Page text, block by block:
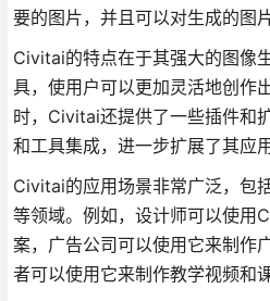
要的图片，并且可以对生成的图
Civitai的特点在于其强大的图像
具，使用户可以更加灵活地创作
时，Civitai还提供了一些插件和
和工具集成，进一步扩展了其应
Civitai的应用场景非常广泛，包
等领域。例如，设计师可以使用
案，广告公司可以使用它来制作
者可以使用它来制作教学视频和课